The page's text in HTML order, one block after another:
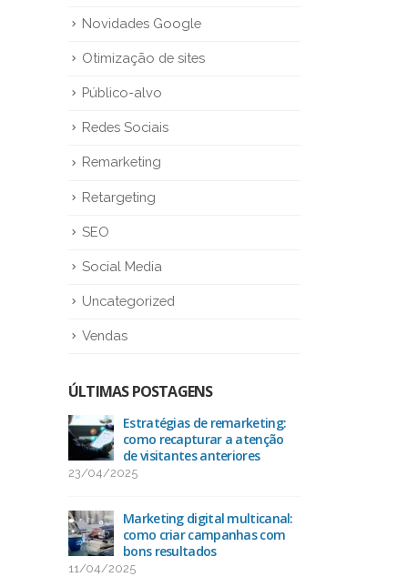
Novidades Google
Otimização de sites
Público-alvo
Redes Sociais
Remarketing
Retargeting
SEO
Social Media
Uncategorized
Vendas
ÚLTIMAS POSTAGENS
Estratégias de remarketing:
como recapturar a atenção
de visitantes anteriores
23/04/2025
Marketing digital multicanal:
como criar campanhas com
bons resultados
11/04/2025